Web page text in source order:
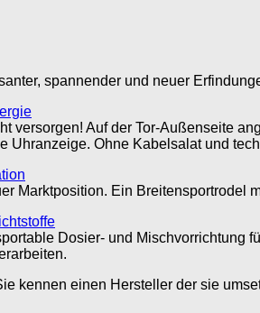
spannender und neuer
versorgen! Auf der Tor-Außenseite
Uhranzeige. Ohne Kabelsalat und
Marktposition. Ein
Dosier- und
kennen einen Hersteller der sie